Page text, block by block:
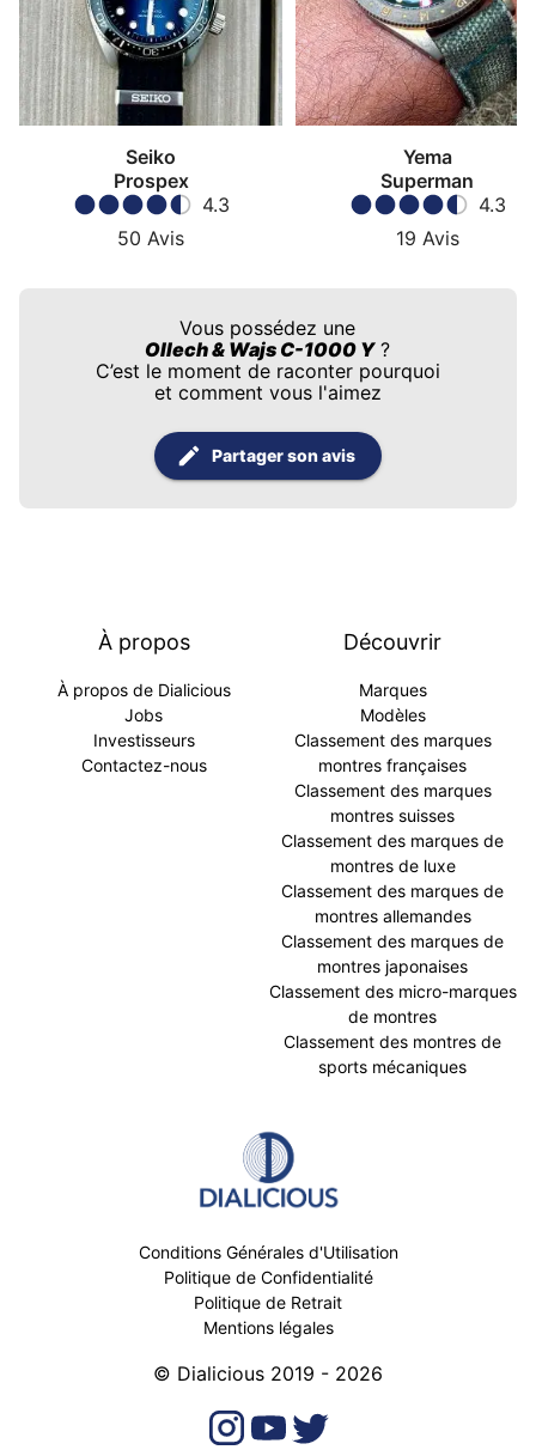
Seiko
Prospex
4.3
50 Avis
Yema
Superman
4.3
19 Avis
Vous possédez une
Ollech & Wajs C-1000 Y?
C’est le moment de raconter pourquoi
et comment vous l'aimez
Partager son avis
À propos
À propos de Dialicious
Jobs
Investisseurs
Contactez-nous
Découvrir
Marques
Modèles
Classement des marques
montres françaises
Classement des marques
montres suisses
Classement des marques de
montres de luxe
Classement des marques de
montres allemandes
Classement des marques de
montres japonaises
Classement des micro-marques
de montres
Classement des montres de
sports mécaniques
Conditions Générales d'Utilisation
Politique de Confidentialité
Politique de Retrait
Mentions légales
© Dialicious 2019 - 2026